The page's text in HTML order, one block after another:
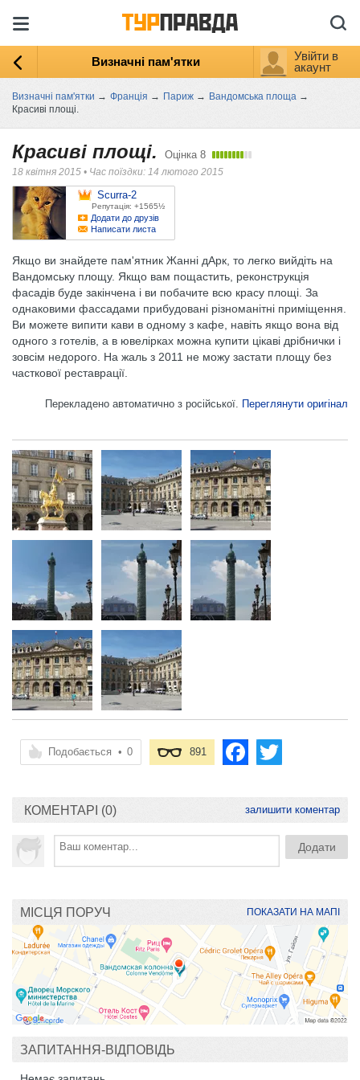
Визначні пам'ятки
Увійти в
акаунт
Визначні пам'ятки → Франція → Париж → Вандомська площа →
Красиві площі.
Красиві площі. Оцінка 8
18 квітня 2015 • Час поїздки: 14 лютого 2015
Scurra-2
Репутація: +1565½
Додати до друзів
Написати листа
Якщо ви знайдете пам'ятник Жанні дАрк, то легко вийдіть на
Вандомську площу. Якщо вам пощастить, реконструкція
фасадів буде закінчена і ви побачите всю красу площі. За
однаковими фассадами прибудовані різноманітні приміщення.
Ви можете випити кави в одному з кафе, навіть якщо вона від
одного з готелів, а в ювелірках можна купити цікаві дрібнички і
зовсім недорого. На жаль з 2011 не можу застати площу без
часткової реставрації.
Перекладено автоматично з російської. Переглянути оригінал
Подобається • 0 891
КОМЕНТАРІ (0) залишити коментар
МІСЦЯ ПОРУЧ ПОКАЗАТИ НА МАПІ
ЗАПИТАННЯ-ВІДПОВІДЬ